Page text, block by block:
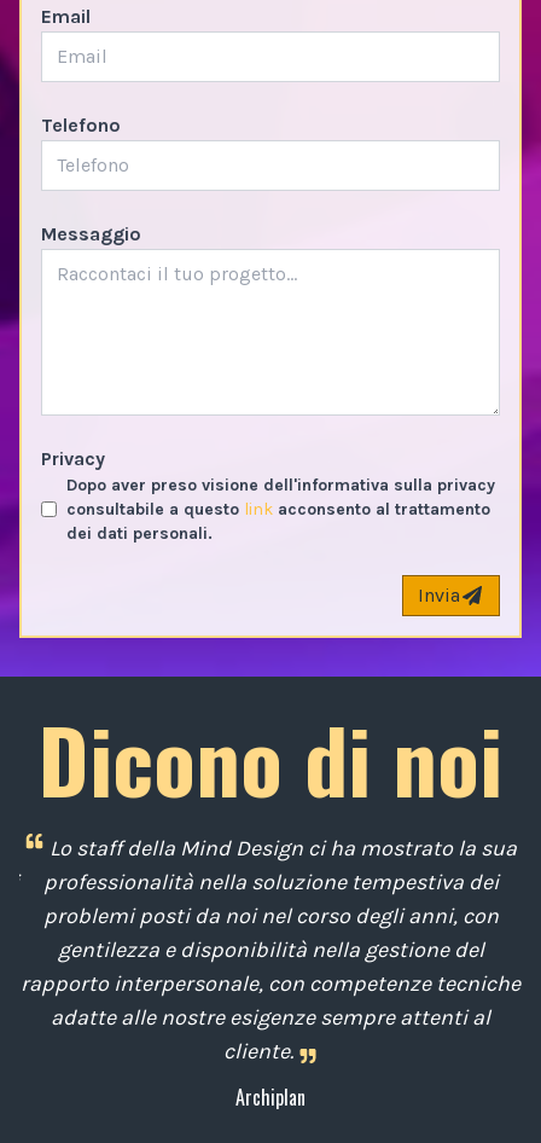
Email
Telefono
Messaggio
Privacy
Dopo aver preso visione dell'informativa sulla privacy
consultabile a questo link acconsento al trattamento
dei dati personali.
Invia
Dicono di noi
Lo staff della Mind Design ci ha mostrato la sua
professionalità nella soluzione tempestiva dei
problemi posti da noi nel corso degli anni, con
gentilezza e disponibilità nella gestione del
rapporto interpersonale, con competenze tecniche
adatte alle nostre esigenze sempre attenti al
cliente.
Archiplan